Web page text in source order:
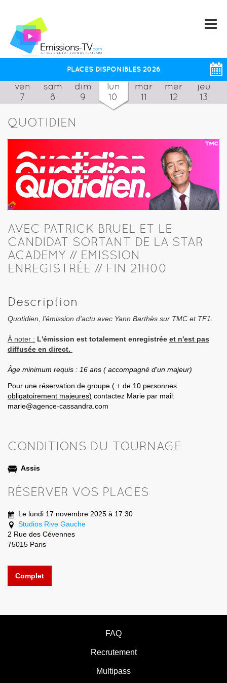
PLACES DISPONIBLES 2026
ven
7
sam
8
dim
9
lun
10
mar
11
mer
12
jeu
13
QUOTIDIEN
AVEC PATRICK BRUEL ET LE
CANDIDAT SORTANT DE LA STAR
ACADEMY // EMISSION
ENREGISTRÉE // FIN 21H00
Description
Quotidien, l'émission d'actu avec Yann Barthès sur TMC et TF1.
À noter : L'émission est totalement enregistrée et n'est pas
diffusée en direct.
Âge minimum requis : 16 ans ( accompagné d'un majeur)
Pour une réservation de groupe ( + de 10 personnes
obligatoirement majeures) contactez Marie par mail:
marie@agence-cassandra.com
CONDITIONS DU TOURNAGE
Assis
RÉSERVER VOS PLACES
Le lundi 17 novembre 2025 à 17:30
Studios Rive Gauche
2 Rue des Cévennes
75015 Paris
Complet
FAQ
Recrutement
Multipass